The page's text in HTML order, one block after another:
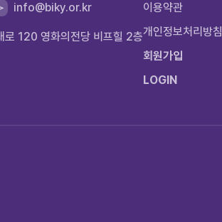
info@biky.or.kr
120 영화의전당 비프힐 2층
이용약관
개인정보처리방침
회원가입
LOGIN